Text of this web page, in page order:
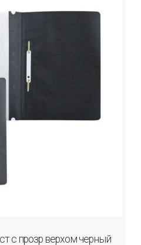
с прозр верхом черный